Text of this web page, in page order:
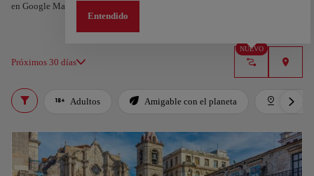
en Google Maps.
Próximos 30 días
NUEVO
Entendido
Adultos Amigable con el planeta